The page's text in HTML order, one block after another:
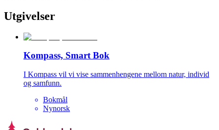
Utgivelser
Kompass, Smart Bok
I Kompass vil vi vise sammenhengene mellom natur, individ
og samfunn.
Bokmål
Nynorsk